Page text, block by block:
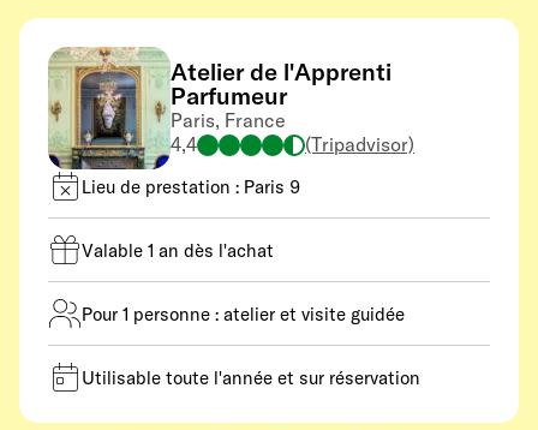
Atelier de l'Apprenti
Parfumeur
Paris, France
4,4
(Tripadvisor)
Lieu de prestation : Paris 9
Valable 1 an dès l'achat
Pour 1 personne : atelier et visite guidée
Utilisable toute l'année et sur réservation